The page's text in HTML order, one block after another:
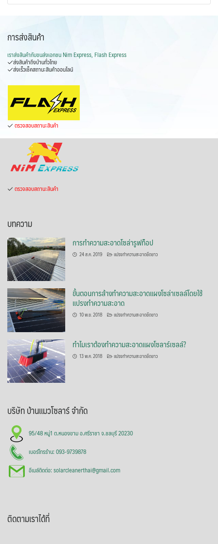
การส่งสินค้า
เราส่งสินค้ากับขนส่งเอกชน Nim Express, Flash Express
ส่งสินค้าถึงบ้านทั่วไทย
ส่งเร็วเช็คสถานะสินค้าออนไลน์
ตรวจสอบสถานะสินค้า
ตรวจสอบสถานะสินค้า
บทความ
การทำความสะอาดโซล่ารูฟท็อป
24 ส.ค. 2019 แปรงทำความสะอาดยืดยาว
ขั้นตอนการล้างทำความสะอาดแผงโซล่าเซลล์โดยใช้
แปรงทำความสะอาด
10 พ.ย. 2018 แปรงทำความสะอาดยืดยาว
ทำไมเราต้องทำความสะอาดแผงโซลาร์เซลล์?
13 พ.ค. 2018 แปรงทำความสะอาดยืดยาว
บริษัท บ้านแมวโซลาร์ จำกัด
95/48 หมู่1 ต.หนองขาม อ.ศรีราชา จ.ชลบุรี 20230
เบอร์โทรร้าน: 093-9739878
อีเมล์ติดต่อ: solarcleanerthai@gmail.com
ติดตามเราได้ที่